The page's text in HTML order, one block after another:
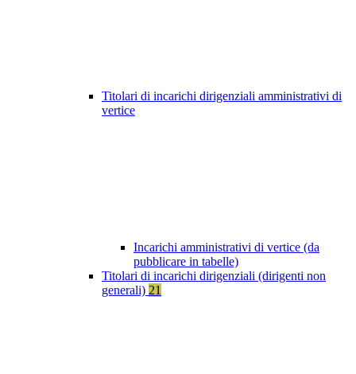
Titolari di incarichi dirigenziali amministrativi di
vertice
Incarichi amministrativi di vertice (da
pubblicare in tabelle)
Titolari di incarichi dirigenziali (dirigenti non
generali) 21